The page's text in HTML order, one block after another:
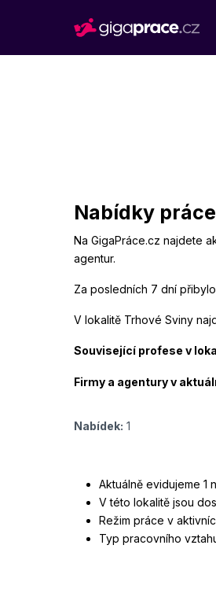
Nabídky
Na GigaPráce.cz najdete
agentur.
Za posledních 7 dní
V lokalitě Trhové Sviny
Související profese v
Firmy a agentury v
Nabídek: 1
Aktuálně evidujeme 1
V této lokalitě jsou
Režim práce v
Typ pracovního